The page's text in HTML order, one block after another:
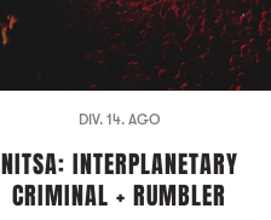
DIV. 14. AGO
NITSA: INTERPLANETARY
CRIMINAL + RUMBLER